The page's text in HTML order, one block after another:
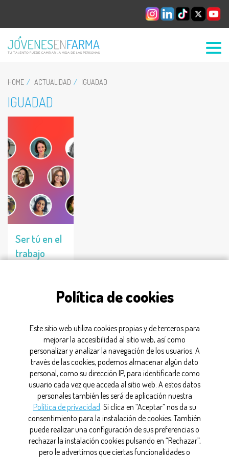
HOME ACTUALIDAD IGUADAD
IGUADAD
Ser tú en el
trabajo
iguadad
CONTACTO
MAPA WEB
AVISO LEGAL
Política de cookies
Este sitio web utiliza cookies propias y de terceros para
mejorar la accesibilidad al sitio web, así como
personalizar y analizar la navegación de los usuarios. A
través de las cookies, podemos almacenar algún dato
personal, como su dirección IP, para identificarle como
usuario cada vez que acceda al sitio web. A estos datos
personales también les será de aplicación nuestra
Política de privacidad. Si clica en “Aceptar” nos da su
consentimiento para la instalación de cookies. También
puede realizar una configuración de sus preferencias o
rechazar la instalación cookies pulsando en “Rechazar”,
pero le advertimos que ciertas funcionalidades o